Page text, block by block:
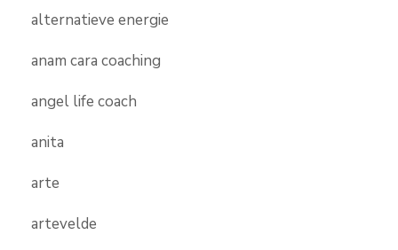
alternatieve energie
anam cara coaching
angel life coach
anita
arte
artevelde